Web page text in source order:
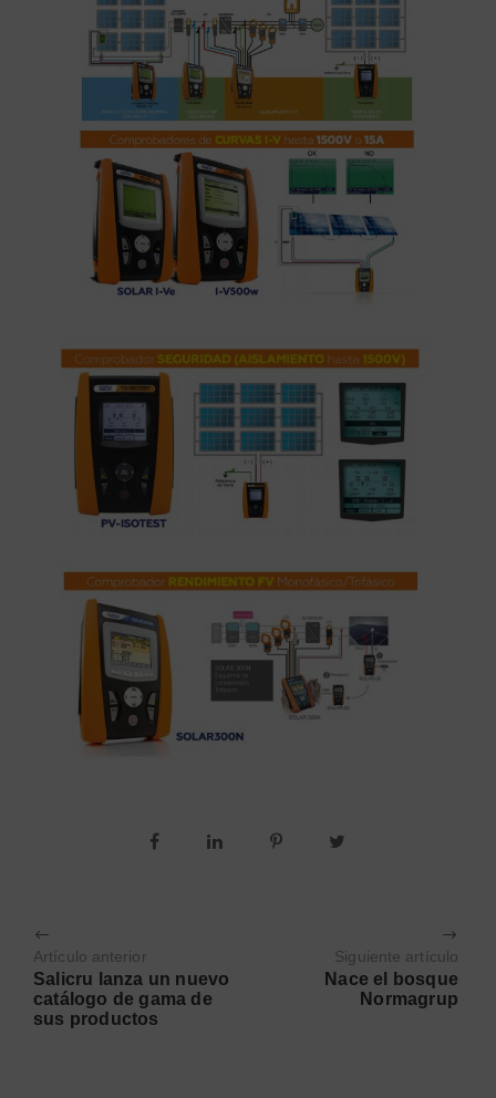
Artículo anterior
Salicru lanza un nuevo
catálogo de gama de
sus productos
Siguiente artículo
Nace el bosque
Normagrup